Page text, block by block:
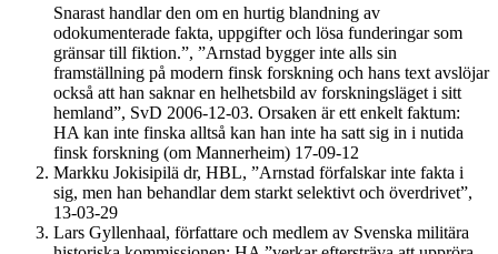
Snarast handlar den om en hurtig blandning av
odokumenterade fakta, uppgifter och lösa funderingar som
gränsar till fiktion.”, ”Arnstad bygger inte alls sin
framställning på modern finsk forskning och hans text avslöjar
också att han saknar en helhetsbild av forskningsläget i sitt
hemland”, SvD 2006-12-03. Orsaken är ett enkelt faktum:
HA kan inte finska alltså kan han inte ha satt sig in i nutida
finsk forskning (om Mannerheim) 17-09-12
Markku Jokisipilä dr, HBL, ”Arnstad förfalskar inte fakta i
sig, men han behandlar dem starkt selektivt och överdrivet”,
13-03-29
Lars Gyllenhaal, författare och medlem av Svenska militära